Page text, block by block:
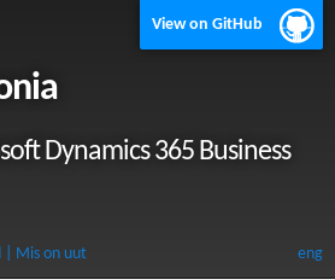
View on GitHub
Dynamics 365 Business
| Mis on uut eng